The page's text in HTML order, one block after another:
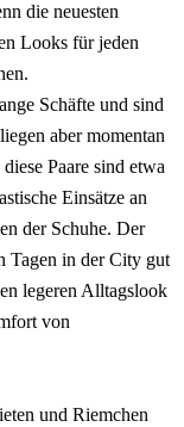
die neuesten
Looks für jeden
Schäfte und sind
aber momentan
Paare sind etwa
Einsätze an
der Schuhe. Der
Tagen in der City gut
legeren Alltagslook
von
und Riemchen